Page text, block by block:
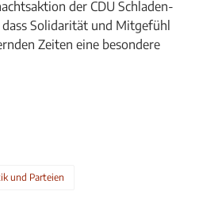
der CDU Schladen-
Solidarität und Mitgefühl
Zeiten eine besondere
und Parteien